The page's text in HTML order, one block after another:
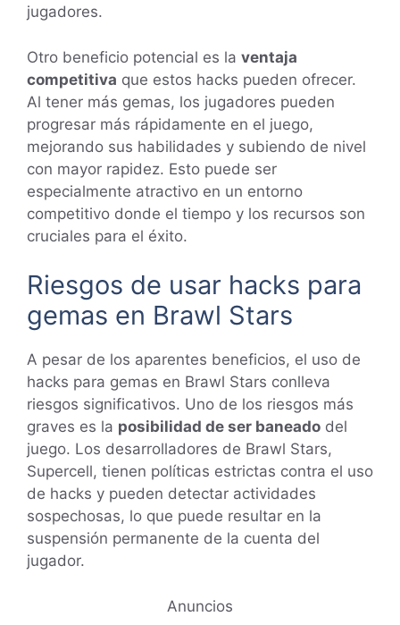
jugadores.
Otro beneficio potencial es la ventaja
competitiva que estos hacks pueden ofrecer.
Al tener más gemas, los jugadores pueden
progresar más rápidamente en el juego,
mejorando sus habilidades y subiendo de nivel
con mayor rapidez. Esto puede ser
especialmente atractivo en un entorno
competitivo donde el tiempo y los recursos son
cruciales para el éxito.
Riesgos de usar hacks para
gemas en Brawl Stars
A pesar de los aparentes beneficios, el uso de
hacks para gemas en Brawl Stars conlleva
riesgos significativos. Uno de los riesgos más
graves es la posibilidad de ser baneado del
juego. Los desarrolladores de Brawl Stars,
Supercell, tienen políticas estrictas contra el uso
de hacks y pueden detectar actividades
sospechosas, lo que puede resultar en la
suspensión permanente de la cuenta del
jugador.
Anuncios